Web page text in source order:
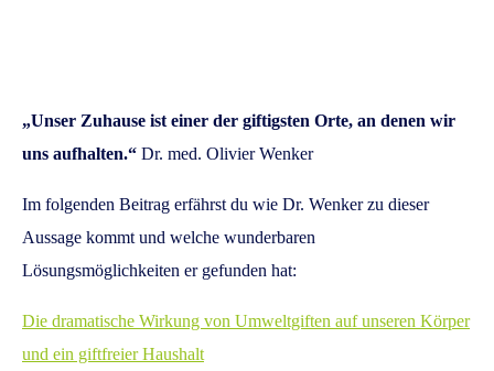
„Unser Zuhause ist einer der giftigsten Orte, an denen wir
uns aufhalten.“ Dr. med. Olivier Wenker
Im folgenden Beitrag erfährst du wie Dr. Wenker zu dieser
Aussage kommt und welche wunderbaren
Lösungsmöglichkeiten er gefunden hat:
Die dramatische Wirkung von Umweltgiften auf unseren Körper
und ein giftfreier Haushalt